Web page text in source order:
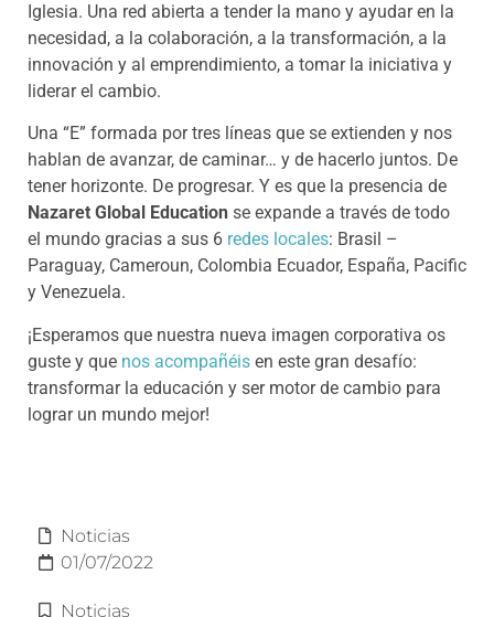
Iglesia. Una red abierta a tender la mano y ayudar en la
necesidad, a la colaboración, a la transformación, a la
innovación y al emprendimiento, a tomar la iniciativa y
liderar el cambio.
Una “E” formada por tres líneas que se extienden y nos
hablan de avanzar, de caminar… y de hacerlo juntos. De
tener horizonte. De progresar. Y es que la presencia de
Nazaret Global Education se expande a través de todo
el mundo gracias a sus 6 redes locales: Brasil –
Paraguay, Cameroun, Colombia Ecuador, España, Pacific
y Venezuela.
¡Esperamos que nuestra nueva imagen corporativa os
guste y que nos acompañéis en este gran desafío:
transformar la educación y ser motor de cambio para
lograr un mundo mejor!
Noticias
01/07/2022
Noticias